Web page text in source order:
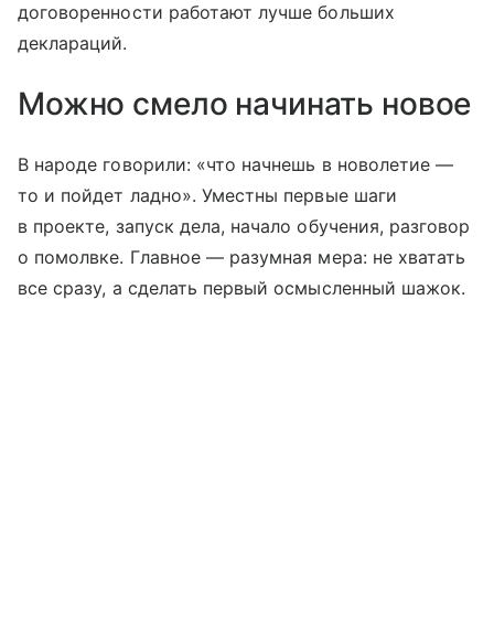
договоренности работают лучше больших
деклараций.
Можно смело начинать новое
В народе говорили: «что начнешь в новолетие —
то и пойдет ладно». Уместны первые шаги
в проекте, запуск дела, начало обучения, разговор
о помолвке. Главное — разумная мера: не хватать
все сразу, а сделать первый осмысленный шажок.